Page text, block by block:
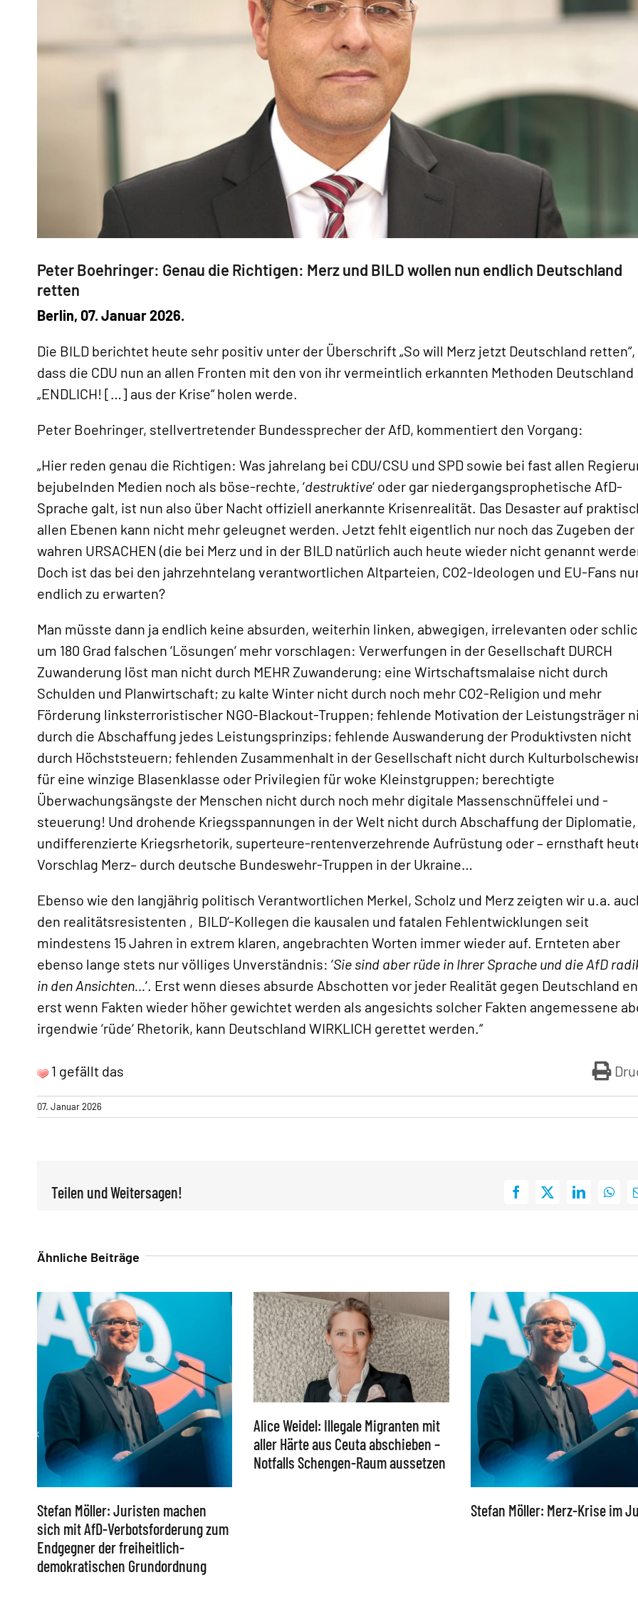
«
Peter Boehringer: Genau die Richtigen: Merz und BILD wollen nun endlich Deutschland
retten
Berlin, 07. Januar 2026.
Die BILD berichtet heute sehr positiv unter der Überschrift „So will Merz jetzt Deutschland retten“,
dass die CDU nun an allen Fronten mit den von ihr vermeintlich erkannten Methoden Deutschland
„ENDLICH! […] aus der Krise“ holen werde.
Peter Boehringer, stellvertretender Bundessprecher der AfD, kommentiert den Vorgang:
„Hier reden genau die Richtigen: Was jahrelang bei CDU/CSU und SPD sowie bei fast allen
bejubelnden Medien noch als böse-rechte, ‘destruktive‘ oder gar niedergangsprophetische AfD-
Sprache galt, ist nun also über Nacht offiziell anerkannte Krisenrealität. Das Desaster auf
allen Ebenen kann nicht mehr geleugnet werden. Jetzt fehlt eigentlich nur noch das Zugeben der
wahren URSACHEN (die bei Merz und in der BILD natürlich auch heute wieder nicht genannt
Doch ist das bei den jahrzehntelang verantwortlichen Altparteien, CO2-Ideologen und EU-Fans
endlich zu erwarten?
Man müsste dann ja endlich keine absurden, weiterhin linken, abwegigen, irrelevanten oder
um 180 Grad falschen ‘Lösungen‘ mehr vorschlagen: Verwerfungen in der Gesellschaft DURCH
Zuwanderung löst man nicht durch MEHR Zuwanderung; eine Wirtschaftsmalaise nicht durch
Schulden und Planwirtschaft; zu kalte Winter nicht durch noch mehr CO2-Religion und mehr
Förderung linksterroristischer NGO-Blackout-Truppen; fehlende Motivation der Leistungsträger
durch die Abschaffung jedes Leistungsprinzips; fehlende Auswanderung der Produktivsten nicht
durch Höchststeuern; fehlenden Zusammenhalt in der Gesellschaft nicht durch
für eine winzige Blasenklasse oder Privilegien für woke Kleinstgruppen; berechtigte
Überwachungsängste der Menschen nicht durch noch mehr digitale Massenschnüffelei und -
steuerung! Und drohende Kriegsspannungen in der Welt nicht durch Abschaffung der Diplomatie,
undifferenzierte Kriegsrhetorik, superteure-rentenverzehrende Aufrüstung oder – ernsthaft
Vorschlag Merz– durch deutsche Bundeswehr-Truppen in der Ukraine…
Ebenso wie den langjährig politisch Verantwortlichen Merkel, Scholz und Merz zeigten wir u.a.
den realitätsresistenten ‚BILD‘-Kollegen die kausalen und fatalen Fehlentwicklungen seit
mindestens 15 Jahren in extrem klaren, angebrachten Worten immer wieder auf. Ernteten aber
ebenso lange stets nur völliges Unverständnis: ‘Sie sind aber rüde in Ihrer Sprache und die AfD
in den Ansichten…‘. Erst wenn dieses absurde Abschotten vor jeder Realität gegen Deutschland
erst wenn Fakten wieder höher gewichtet werden als angesichts solcher Fakten angemessene
irgendwie ‘rüde‘ Rhetorik, kann Deutschland WIRKLICH gerettet werden.“
1 gefällt das
07. Januar 2026
Teilen und Weitersagen! Facebook
X LinkedIn
Ähnliche Beiträge
Stefan Möller: Juristen machen
sich mit AfD-Verbotsforderung zum
Endgegner der freiheitlich-
demokratischen Grundordnung
Alice Weidel: Illegale Migranten mit
aller Härte aus Ceuta abschieben –
Notfalls Schengen-Raum aussetzen
Stefan Möller: Merz-Krise im